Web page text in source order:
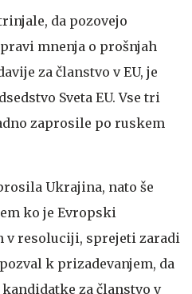
da pozovejo
mnenja o prošnjah
za članstvo v EU, je
Sveta EU. Vse tri
zaprosile po ruskem
Ukrajina, nato še
ko je Evropski
v resoluciji, sprejeti zaradi
k prizadevanjem, da
za članstvo v